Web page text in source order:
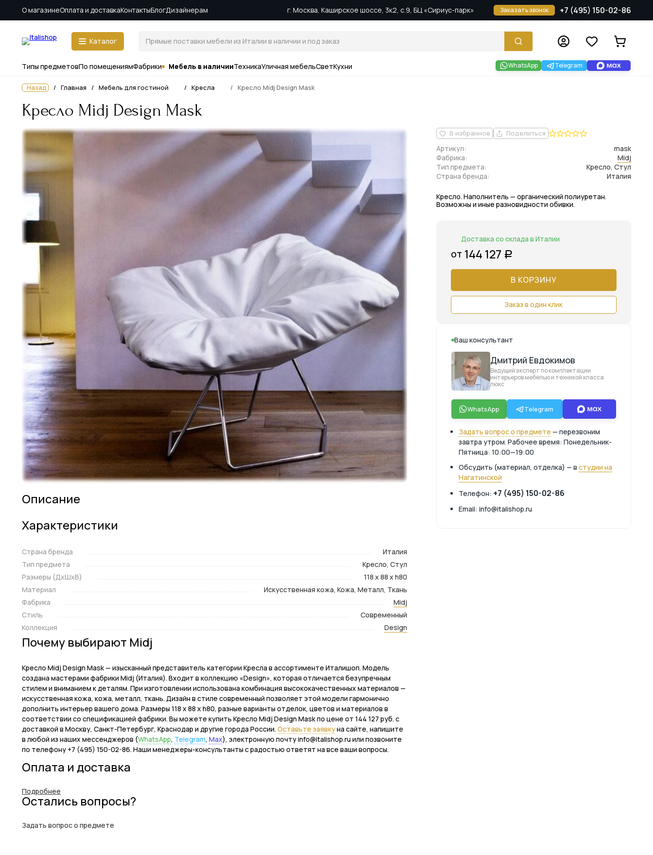
О магазинеОплата и доставкаКонтактыБлогДизайнерам г. Москва, Каширское шоссе, 3к2, с.9, БЦ «Сириус-парк» Заказать звонок +7 (495) 150-02-86
Каталог
Типы предметовПо помещениямФабрики Мебель в наличииТехникаУличная мебельСветКухни WhatsApp Telegram
Назад Главная Мебель для гостиной Кресла Кресло Midj Design Mask
Кресло Midj Design Mask
Описание
Характеристики
Страна бренда
Италия
Тип предмета
Кресло, Стул
Размеры (ДxШxВ)
118 x 88 x h80
Материал
Искусственная кожа, Кожа, Металл, Ткань
Фабрика
Midj
Стиль
Современный
Коллекция
Design
Почему выбирают Midj
Кресло Midj Design Mask — изысканный представитель категории Кресла в ассортименте Италишоп. Модель
создана мастерами фабрики Midj (Италия). Входит в коллекцию «Design», которая отличается безупречным
стилем и вниманием к деталям. При изготовлении использована комбинация высококачественных материалов —
искусственная кожа, кожа, металл, ткань. Дизайн в стиле современный позволяет этой модели гармонично
дополнить интерьер вашего дома. Размеры 118 x 88 x h80, разные варианты отделок, цветов и материалов в
соответствии со спецификацией фабрики. Вы можете купить Кресло Midj Design Mask по цене от 144 127 руб. с
доставкой в Москву, Санкт-Петербург, Краснодар и другие города России. Оставьте заявкуна сайте, напишите
в любой из наших мессенджеров (WhatsApp, Telegram, Max), электронную почту info@italishop.ru или позвоните
по телефону +7 (495) 150-02-86. Наши менеджеры-консультанты с радостью ответят на все ваши вопросы.
Оплата и доставка
Подробнее
Остались вопросы?
Задать вопрос о предмете
В избранное Поделиться
Фабрика: Midj
Артикул:
mask
Тип предмета:
Кресло, Стул
Страна бренда:
Италия
Кресло. Наполнитель — органический полиуретан.
Возможны и иные разновидности обивки.
Доставка со склада в Италии
от 144 127 Р
В КОРЗИНУ
Заказ в один клик
Ваш консультант
Дмитрий Евдокимов
Ведущий эксперт по комплектации
интерьеров мебелью и техникой класса
люкс
WhatsApp Telegram
Задать вопрос о предмете — перезвоним
завтра утром. Рабочее время: Понедельник-
Пятница: 10:00—19:00
Обсудить (материал, отделка) — в студии на
Нагатинской
Телефон: +7 (495) 150-02-86
Email: info@italishop.ru